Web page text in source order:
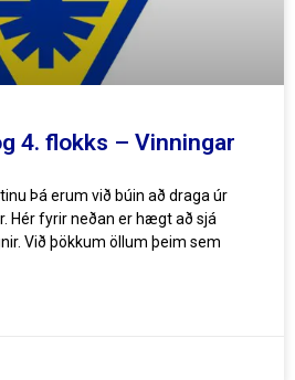
4. flokks – Vinningar
Þá erum við búin að draga úr
Hér fyrir neðan er hægt að sjá
Við þökkum öllum þeim sem